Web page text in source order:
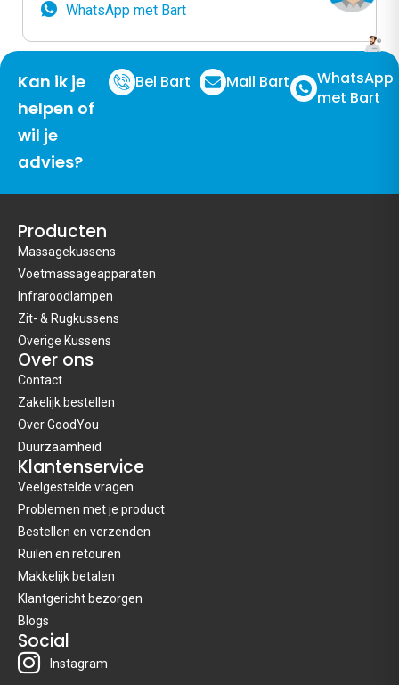
WhatsApp met Bart
Kan ik je
helpen of
wil je
advies?
Bel Bart Mail Bart
WhatsApp
met Bart
Producten
Massagekussens
Voetmassageapparaten
Infraroodlampen
Zit- & Rugkussens
Overige Kussens
Over ons
Contact
Zakelijk bestellen
Over GoodYou
Duurzaamheid
Klantenservice
Veelgestelde vragen
Problemen met je product
Bestellen en verzenden
Ruilen en retouren
Makkelijk betalen
Klantgericht bezorgen
Blogs
Social
Instagram